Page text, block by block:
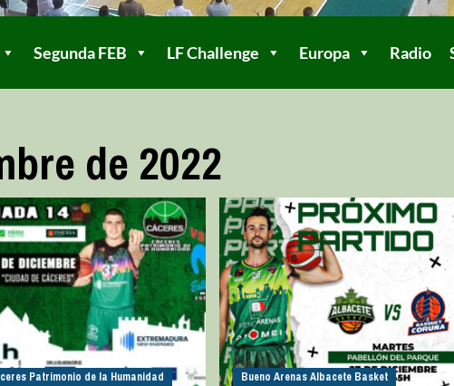
Segunda FEB LF Challenge Europa Radio
de 2022
Patrimonio de la Humanidad
Bueno Arenas Albacete Basket